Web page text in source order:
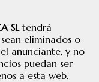
SLtendrá
eliminados o
anunciante, y no
puedan ser
a esta web.